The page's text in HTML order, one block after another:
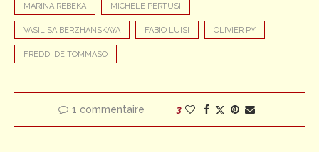
MARINA REBEKA MICHELE PERTUSI
VASILISA BERZHANSKAYA FABIO LUISI OLIVIER PY
FREDDI DE TOMMASO
1 commentaire 3